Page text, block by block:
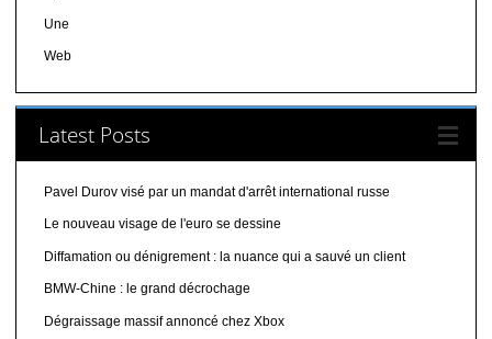
Une
Web
Latest Posts
Pavel Durov visé par un mandat d'arrêt international russe
Le nouveau visage de l'euro se dessine
Diffamation ou dénigrement : la nuance qui a sauvé un client
BMW-Chine : le grand décrochage
Dégraissage massif annoncé chez Xbox